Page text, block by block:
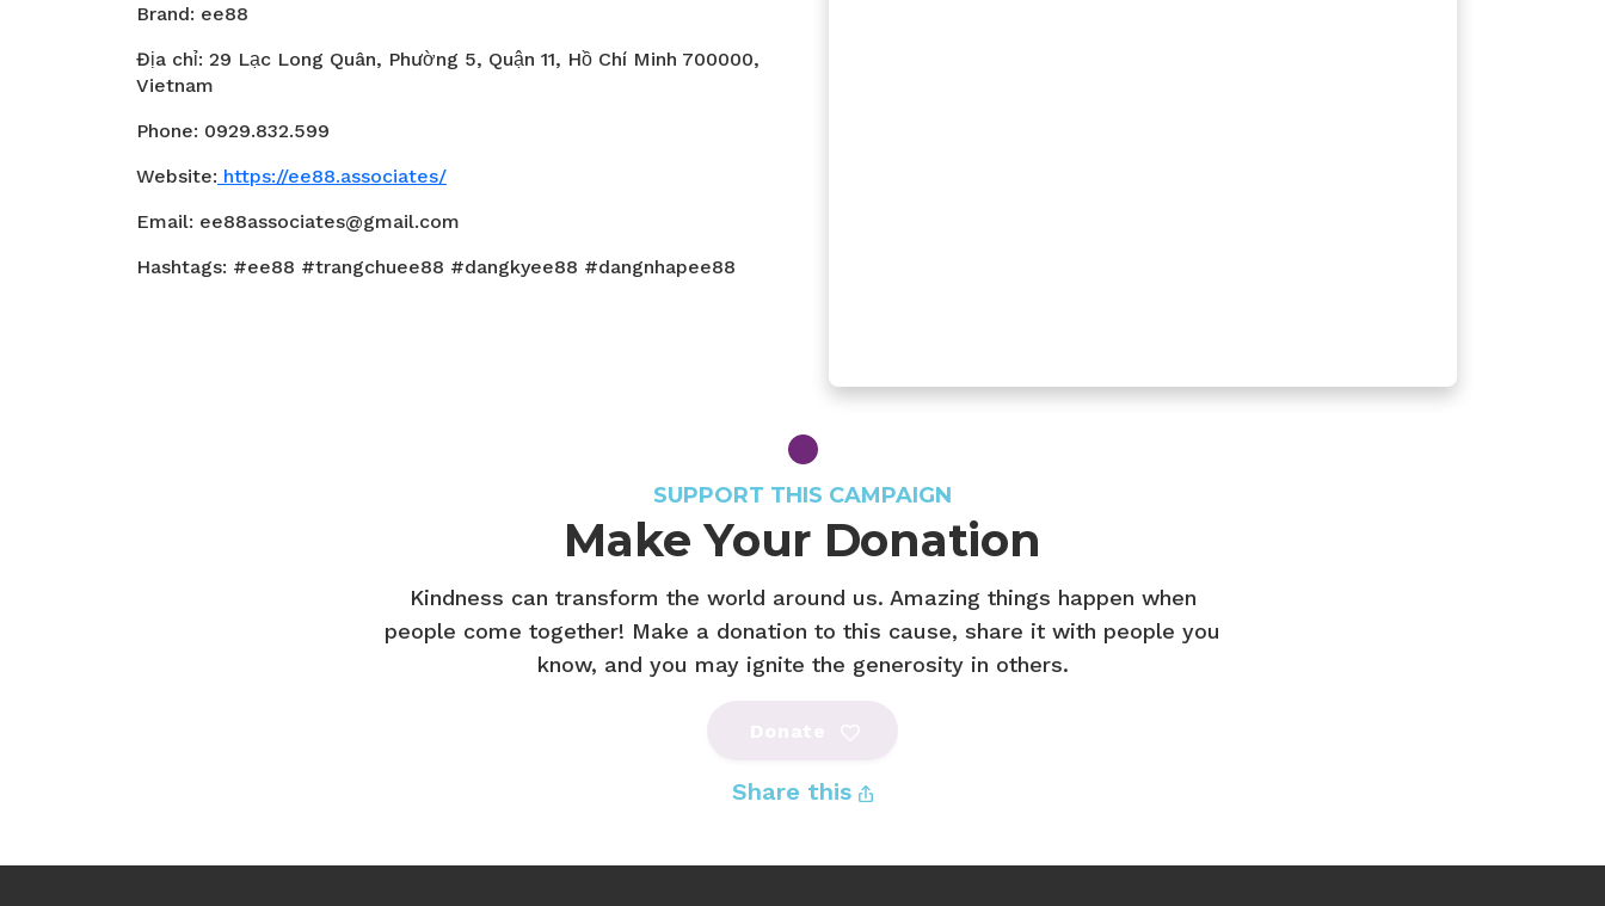
Brand: ee88
Địa chỉ: 29 Lạc Long Quân, Phường 5, Quận 11, Hồ Chí Minh 700000,
Vietnam
Phone: 0929.832.599
Website: https://ee88.associates/
Email: ee88associates@gmail.com
Hashtags: #ee88 #trangchuee88 #dangkyee88 #dangnhapee88
SUPPORT THIS CAMPAIGN
Make Your Donation
Kindness can transform the world around us. Amazing things happen when
people come together! Make a donation to this cause, share it with people you
know, and you may ignite the generosity in others.
Share this